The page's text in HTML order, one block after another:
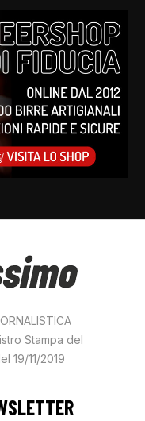
Stampa del
19/11/2019